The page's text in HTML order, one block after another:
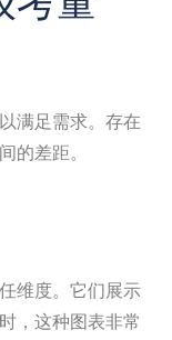
满足需求。存在
的差距。
维度。它们展示
，这种图表非常